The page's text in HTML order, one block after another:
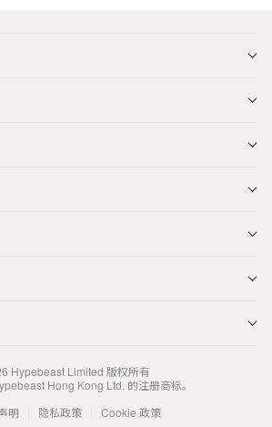
Hypebeast Limited 版权所有
Hong Kong Ltd. 的注册商标。
明
隐私政策 Cookie 政策